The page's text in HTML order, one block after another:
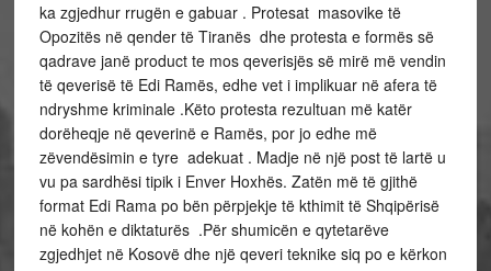
ka zgjedhur rrugën e gabuar . Protesat masovike të
Opozitës në qender të Tiranës dhe protesta e formës së
qadrave janë product te mos qeverisjës së mirë më vendin
të qeverisë të Edi Ramës, edhe vet i implikuar në afera të
ndryshme kriminale .Këto protesta rezultuan më katër
dorëheqje në qeverinë e Ramës, por jo edhe më
zëvendësimin e tyre adekuat . Madje në një post të lartë u
vu pa sardhësi tipik i Enver Hoxhës. Zatën më të gjithë
format Edi Rama po bën përpjekje të kthimit të Shqipërisë
në kohën e diktaturës .Për shumicën e qytetarëve
zgjedhjet në Kosovë dhe një qeveri teknike siq po e kërkon